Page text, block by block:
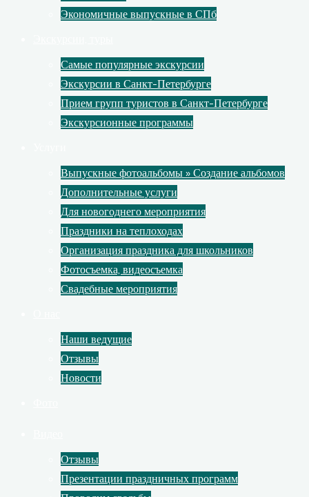
Экономичные выпускные в СПб
Самые популярные экскурсии
Экскурсии в Санкт-Петербурге
Прием групп туристов в Санкт-Петербурге
Экскурсионные программы
Выпускные фотоальбомы » Создание альбомов
Дополнительные услуги
Для новогоднего мероприятия
Праздники на теплоходах
Организация праздника для школьников
Фотосъемка, видеосъемка
Свадебные мероприятия
Наши ведущие
Отзывы
Новости
Отзывы
Презентации праздничных программ